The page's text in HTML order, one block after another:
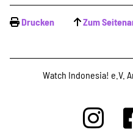
Drucken Zum
Watch Indonesia! e.V.